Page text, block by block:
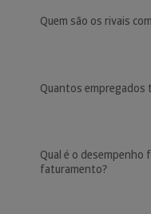
Quem são os rivais
Quantos empregados
Qual é o desempenho
faturamento?